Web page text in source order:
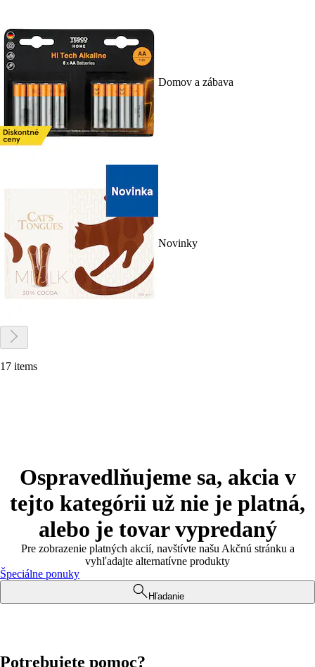
Domov a zábava
Novinky
17 items
Ospravedlňujeme sa, akcia v
tejto kategórii už nie je platná,
alebo je tovar vypredaný
Pre zobrazenie platných akcií, navštívte našu Akčnú stránku a
vyhľadajte alternatívne produkty
Špeciálne ponuky
Hľadanie
Potrebujete pomoc?